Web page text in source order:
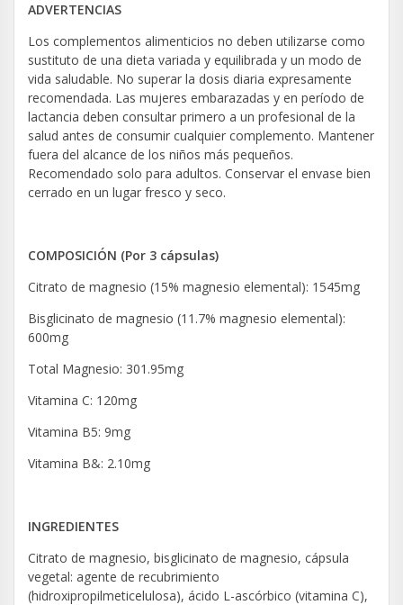
ADVERTENCIAS
Los complementos alimenticios no deben utilizarse como
sustituto de una dieta variada y equilibrada y un modo de
vida saludable. No superar la dosis diaria expresamente
recomendada. Las mujeres embarazadas y en período de
lactancia deben consultar primero a un profesional de la
salud antes de consumir cualquier complemento. Mantener
fuera del alcance de los niños más pequeños.
Recomendado solo para adultos. Conservar el envase bien
cerrado en un lugar fresco y seco.
COMPOSICIÓN (Por 3 cápsulas)
Citrato de magnesio (15% magnesio elemental): 1545mg
Bisglicinato de magnesio (11.7% magnesio elemental):
600mg
Total Magnesio: 301.95mg
Vitamina C: 120mg
Vitamina B5: 9mg
Vitamina B&: 2.10mg
INGREDIENTES
Citrato de magnesio, bisglicinato de magnesio, cápsula
vegetal: agente de recubrimiento
(hidroxipropilmeticelulosa), ácido L-ascórbico (vitamina C),